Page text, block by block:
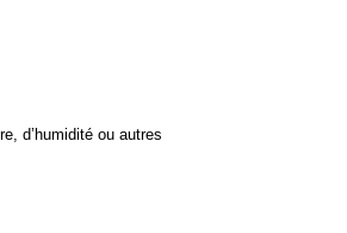
d’humidité ou autres